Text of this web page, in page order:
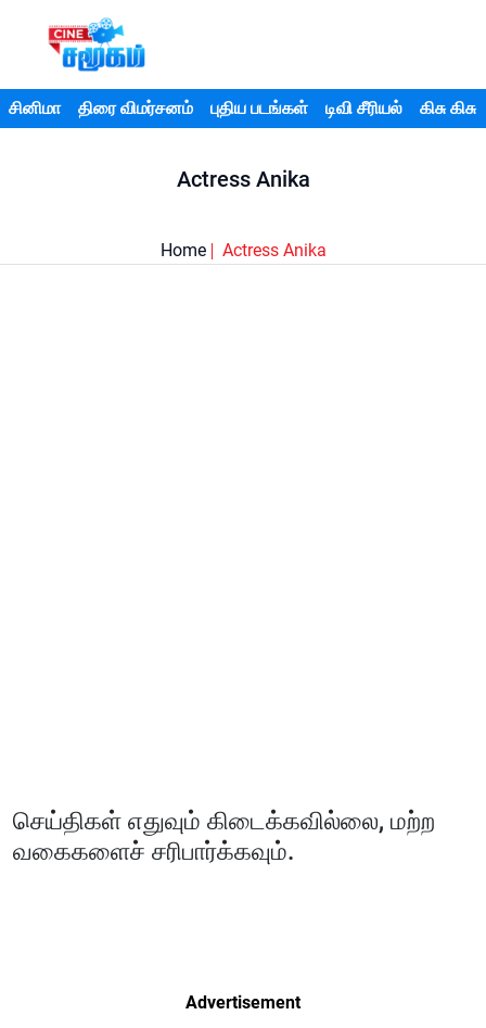
சினிமா திரை விமர்சனம் புதிய படங்கள் டிவி சீரியல் கிசு கிசு
Actress Anika
Home Actress Anika
செய்திகள் எதுவும் கிடைக்கவில்லை, மற்ற
வகைகளைச் சரிபார்க்கவும்.
Advertisement